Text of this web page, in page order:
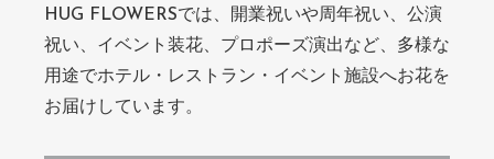
HUG FLOWERSでは、開業祝いや周年祝い、公演
祝い、イベント装花、プロポーズ演出など、多様な
用途でホテル・レストラン・イベント施設へお花を
お届けしています。